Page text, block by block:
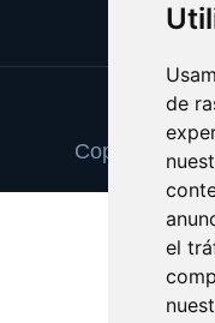
de
el
Copyright ©